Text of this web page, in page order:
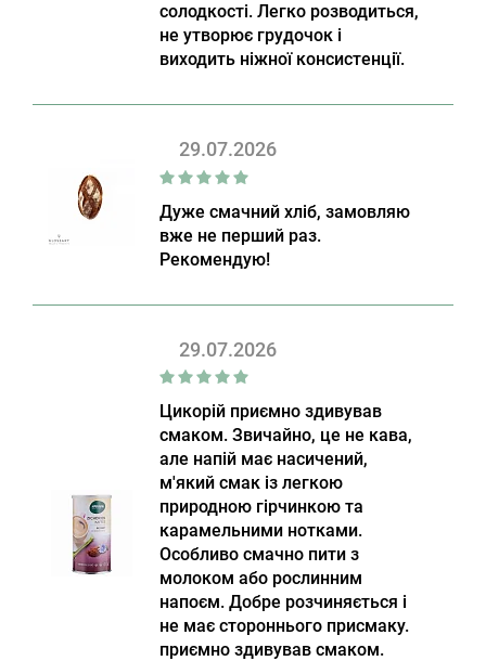
солодкості. Легко розводиться,
не утворює грудочок і
виходить ніжної консистенції.
29.07.2026
Дуже смачний хліб, замовляю
вже не перший раз.
Рекомендую!
29.07.2026
Цикорій приємно здивував
смаком. Звичайно, це не кава,
але напій має насичений,
м'який смак із легкою
природною гірчинкою та
карамельними нотками.
Особливо смачно пити з
молоком або рослинним
напоєм. Добре розчиняється і
не має стороннього присмаку.
приємно здивував смаком.